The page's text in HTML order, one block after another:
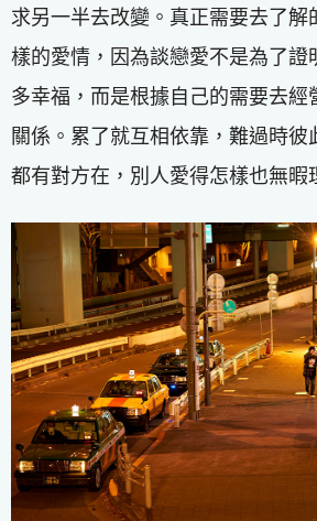
求另一半去改變。真正需要去了解
樣的愛情，因為談戀愛不是為了證
多幸福，而是根據自己的需要去經
關係。累了就互相依靠，難過時彼
都有對方在，別人愛得怎樣也無暇